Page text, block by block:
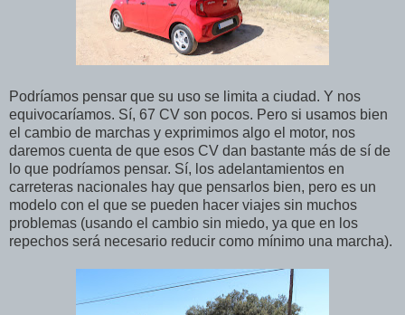
Podríamos pensar que su uso se limita a ciudad. Y nos
equivocaríamos. Sí, 67 CV son pocos. Pero si usamos bien
el cambio de marchas y exprimimos algo el motor, nos
daremos cuenta de que esos CV dan bastante más de sí de
lo que podríamos pensar. Sí, los adelantamientos en
carreteras nacionales hay que pensarlos bien, pero es un
modelo con el que se pueden hacer viajes sin muchos
problemas (usando el cambio sin miedo, ya que en los
repechos será necesario reducir como mínimo una marcha).